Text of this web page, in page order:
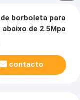
borboleta para
de 2.5Mpa
contacto